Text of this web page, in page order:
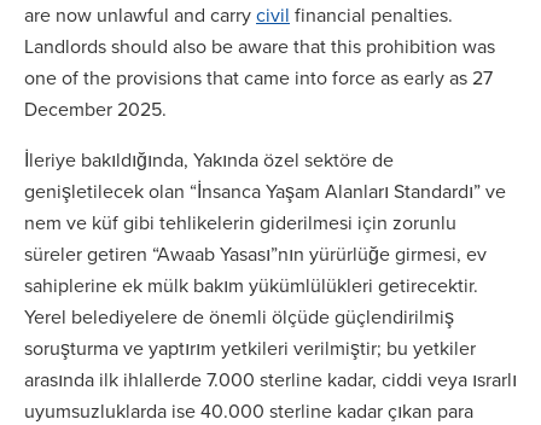
are now unlawful and carrycivil financial penalties.
Landlords should also be aware that this prohibition was
one of the provisions that came into force as early as 27
December 2025.
İleriye bakıldığında, Yakında özel sektöre de
genişletilecek olan “İnsanca Yaşam Alanları Standardı” ve
nem ve küf gibi tehlikelerin giderilmesi için zorunlu
süreler getiren “Awaab Yasası”nın yürürlüğe girmesi, ev
sahiplerine ek mülk bakım yükümlülükleri getirecektir.
Yerel belediyelere de önemli ölçüde güçlendirilmiş
soruşturma ve yaptırım yetkileri verilmiştir; bu yetkiler
arasında ilk ihlallerde 7.000 sterline kadar, ciddi veya ısrarlı
uyumsuzluklarda ise 40.000 sterline kadar çıkan para